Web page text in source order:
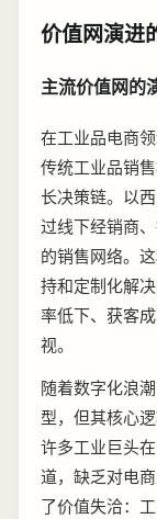
价值网演进
主流价值网的
在工业品电商
传统工业品销
长决策链。以
过线下经销商
的销售网络。
持和定制化解
率低下、获客
视。
随着数字化浪
型，但其核心
许多工业巨头
道，缺乏对电
了价值失洽：